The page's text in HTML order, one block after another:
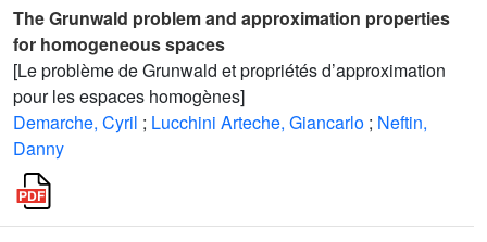
The Grunwald problem and approximation properties
for homogeneous spaces
[Le problème de Grunwald et propriétés d’approximation
pour les espaces homogènes]
Demarche, Cyril ; Lucchini Arteche, Giancarlo ; Neftin,
Danny